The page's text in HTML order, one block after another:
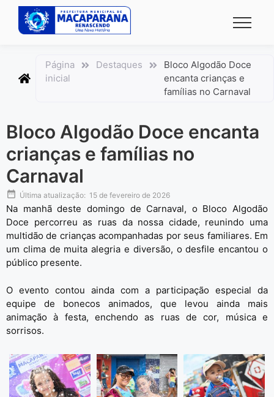
conteúdo
Página
inicial
Destaques
Bloco Algodão Doce
encanta crianças e
famílias no Carnaval
Bloco Algodão Doce encanta
crianças e famílias no
Carnaval
Última atualização: 15 de fevereiro de 2026
Na manhã deste domingo de Carnaval, o Bloco Algodão
Doce percorreu as ruas da nossa cidade, reunindo uma
multidão de crianças acompanhadas por seus familiares. Em
um clima de muita alegria e diversão, o desfile encantou o
público presente.
O evento contou ainda com a participação especial da
equipe de bonecos animados, que levou ainda mais
animação à festa, enchendo as ruas de cor, música e
sorrisos.